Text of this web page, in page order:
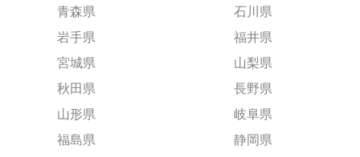
青森県
岩手県
宮城県
秋田県
山形県
福島県
石川県
福井県
山梨県
長野県
岐阜県
静岡県